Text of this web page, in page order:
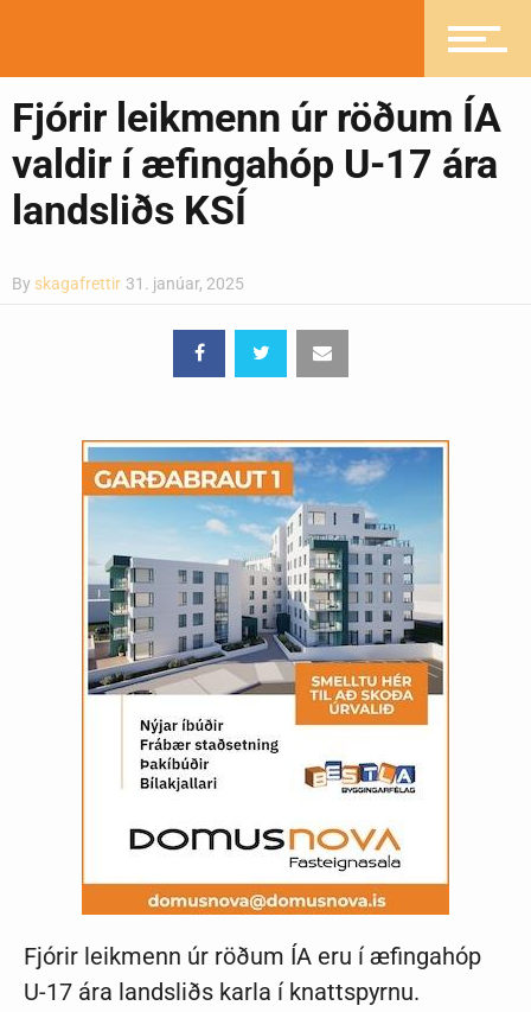
Ljósmyndasafn
Fjórir leikmenn úr röðum ÍA
valdir í æfingahóp U-17 ára
landsliðs KSÍ
By skagafrettir 31. janúar, 2025
Fjórir leikmenn úr röðum ÍA eru í æfingahóp
U-17 ára landsliðs karla í knattspyrnu.